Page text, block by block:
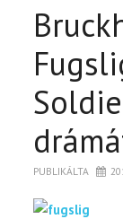
PUBLIKÁLTA